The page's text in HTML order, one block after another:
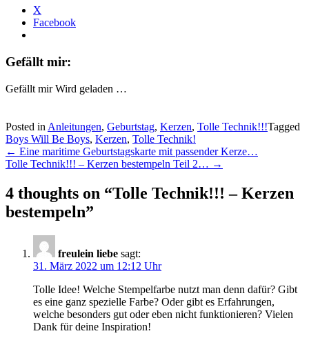
X
Facebook
Gefällt mir:
Gefällt mir Wird geladen …
Posted in Anleitungen, Geburtstag, Kerzen, Tolle Technik!!!Tagged
Boys Will Be Boys, Kerzen, Tolle Technik!
Post
navigation
← Eine maritime Geburtstagskarte mit passender Kerze…
Tolle Technik!!! – Kerzen bestempeln Teil 2… →
4 thoughts on “Tolle Technik!!! – Kerzen
bestempeln”
freulein liebe sagt:
31. März 2022 um 12:12 Uhr
Tolle Idee! Welche Stempelfarbe nutzt man denn dafür? Gibt
es eine ganz spezielle Farbe? Oder gibt es Erfahrungen,
welche besonders gut oder eben nicht funktionieren? Vielen
Dank für deine Inspiration!